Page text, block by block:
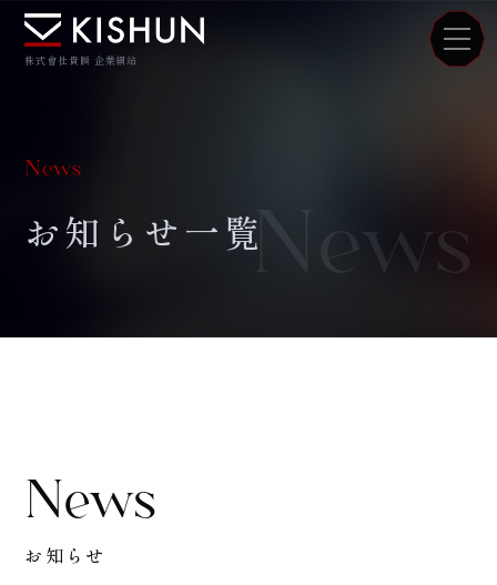
株式會社貴瞬 企業網站
News
お知らせ一覧News
News
お知らせ